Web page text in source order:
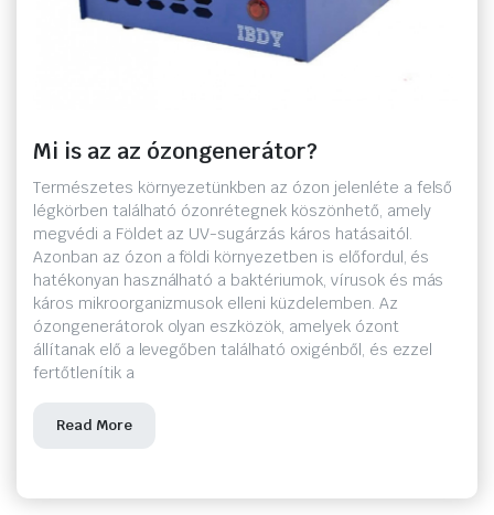
Mi is az az ózongenerátor?
Természetes környezetünkben az ózon jelenléte a felső
légkörben található ózonrétegnek köszönhető, amely
megvédi a Földet az UV-sugárzás káros hatásaitól.
Azonban az ózon a földi környezetben is előfordul, és
hatékonyan használható a baktériumok, vírusok és más
káros mikroorganizmusok elleni küzdelemben. Az
ózongenerátorok olyan eszközök, amelyek ózont
állítanak elő a levegőben található oxigénből, és ezzel
fertőtlenítik a
Read More